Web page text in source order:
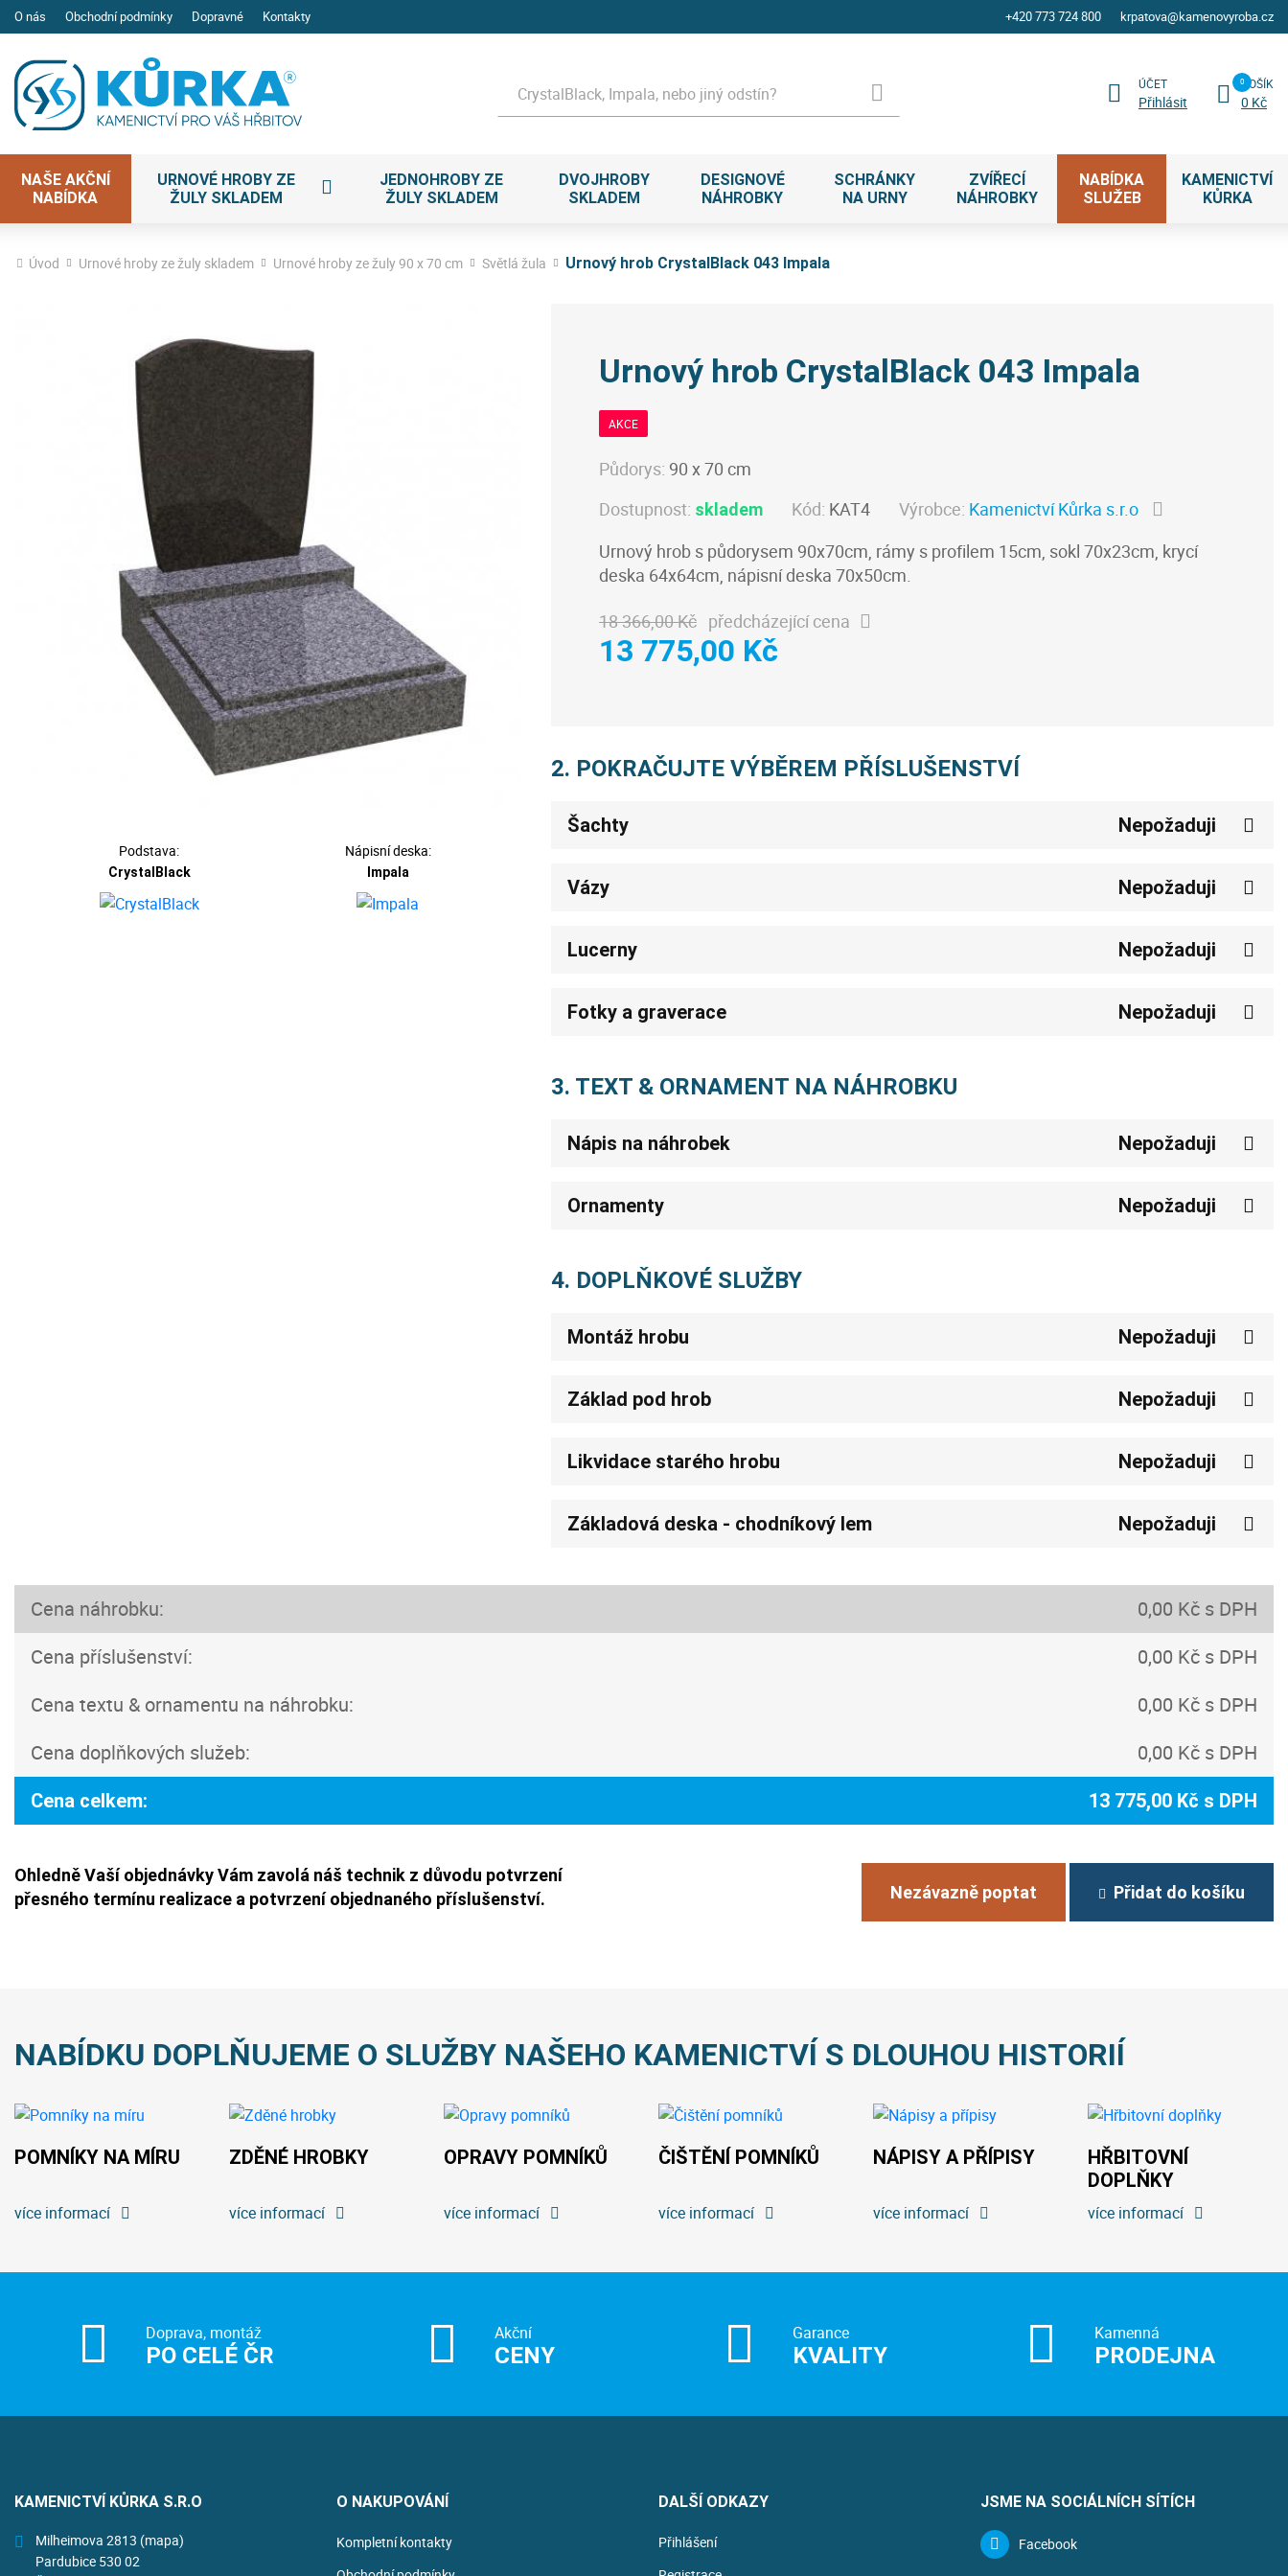
O nás Obchodní podmínky Dopravné Kontakty +420 773 724 800 krpatova@kamenovyroba.cz
ÚČET
Přihlásit
KOŠÍK
0 Kč
NAŠE AKČNÍ
NABÍDKA
URNOVÉ HROBY ZE
ŽULY SKLADEM
JEDNOHROBY ZE
ŽULY SKLADEM
DVOJHROBY
SKLADEM
DESIGNOVÉ
NÁHROBKY
SCHRÁNKY
NA URNY
ZVÍŘECÍ
NÁHROBKY
NABÍDKA
SLUŽEB
KAMENICTVÍ
KŮRKA
Úvod Urnové hroby ze žuly skladem Urnové hroby ze žuly 90 x 70 cm Světlá žula Urnový hrob CrystalBlack 043 Impala
Podstava:
CrystalBlack
Nápisní deska:
Impala
Urnový hrob CrystalBlack 043 Impala
AKCE
Půdorys: 90 x 70 cm
Dostupnost: skladem Kód: KAT4 Výrobce: Kamenictví Kůrka s.r.o
Urnový hrob s půdorysem 90x70cm, rámy s profilem 15cm, sokl 70x23cm, krycí
deska 64x64cm, nápisní deska 70x50cm.
18 366,00 Kč předcházející cena
13 775,00 Kč
2. POKRAČUJTE VÝBĚREM PŘÍSLUŠENSTVÍ
Šachty Nepožaduji
Vázy Nepožaduji
Lucerny Nepožaduji
Fotky a graverace Nepožaduji
3. TEXT & ORNAMENT NA NÁHROBKU
Nápis na náhrobek Nepožaduji
Ornamenty Nepožaduji
4. DOPLŇKOVÉ SLUŽBY
Montáž hrobu Nepožaduji
Základ pod hrob Nepožaduji
Likvidace starého hrobu Nepožaduji
Základová deska - chodníkový lem Nepožaduji
Cena náhrobku:
0,00 Kč s DPH
Cena příslušenství:
0,00 Kč s DPH
Cena textu & ornamentu na náhrobku:
0,00 Kč s DPH
Cena doplňkových služeb:
0,00 Kč s DPH
Cena celkem: 13 775,00 Kč s DPH
Ohledně Vaší objednávky Vám zavolá náš technik z důvodu potvrzení
přesného termínu realizace a potvrzení objednaného příslušenství.
Nezávazně poptat Přidat do košíku
NABÍDKU DOPLŇUJEME O SLUŽBY NAŠEHO KAMENICTVÍ S DLOUHOU HISTORIÍ
POMNÍKY NA MÍRU
více informací
ZDĚNÉ HROBKY
více informací
OPRAVY POMNÍKŮ
více informací
ČIŠTĚNÍ POMNÍKŮ
více informací
NÁPISY A PŘÍPISY
více informací
HŘBITOVNÍ
DOPLŇKY
více informací
Doprava, montáž
PO CELÉ ČR
Akční
CENY
Garance
KVALITY
Kamenná
PRODEJNA
KAMENICTVÍ KŮRKA S.R.O
Milheimova 2813 (mapa)
Pardubice 530 02
O NAKUPOVÁNÍ
Kompletní kontakty
DALŠÍ ODKAZY
Přihlášení
JSME NA SOCIÁLNÍCH SÍTÍCH
Facebook